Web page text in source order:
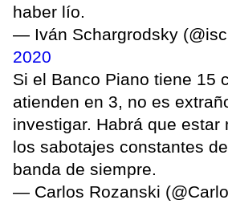
haber lío.
— Iván Schargrodsky
2020
Si el Banco Piano tiene 15
atienden en 3, no es
investigar. Habrá que estar
los sabotajes constantes
banda de siempre.
— Carlos Rozanski